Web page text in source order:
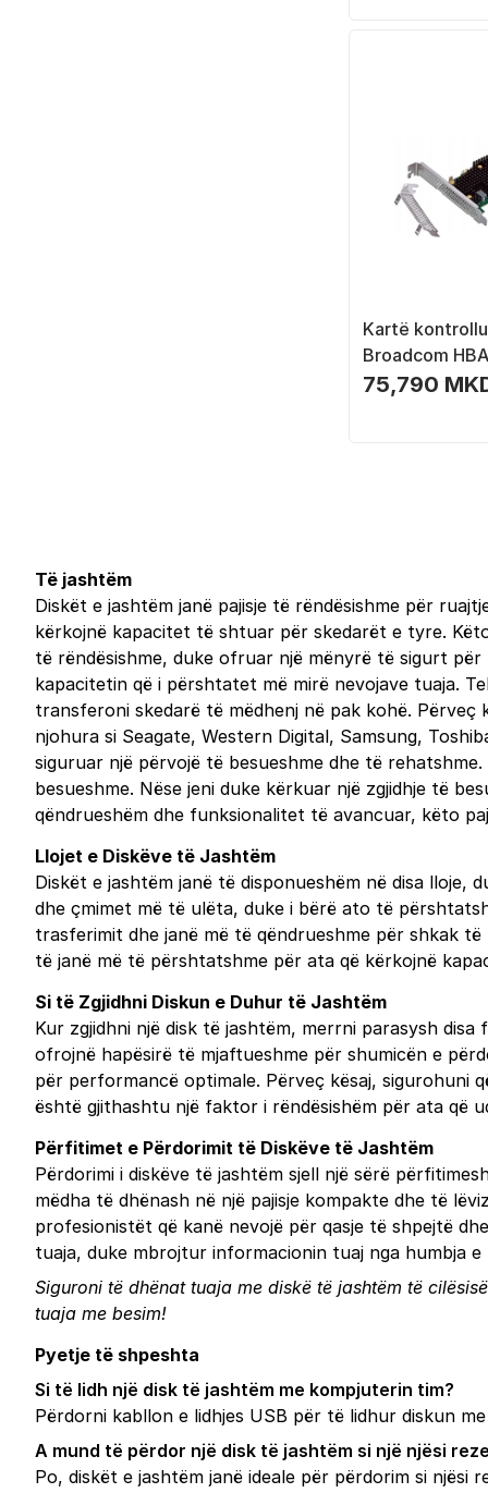
Kartë
Broadcom
Tri-Mode,
75,790
Të jashtëm
Diskët e jashtëm janë pajisje të rëndësishme për
kërkojnë kapacitet të shtuar për skedarët e tyre.
të rëndësishme, duke ofruar një mënyrë të sigurt
kapacitetin që i përshtatet më mirë nevojave tuaja.
transferoni skedarë të mëdhenj në pak kohë.
njohura si Seagate, Western Digital, Samsung,
siguruar një përvojë të besueshme dhe të
besueshme. Nëse jeni duke kërkuar një zgjidhje të
qëndrueshëm dhe funksionalitet të avancuar, këto
Llojet e Diskëve të Jashtëm
Diskët e jashtëm janë të disponueshëm në disa
dhe çmimet më të ulëta, duke i bërë ato të
trasferimit dhe janë më të qëndrueshme për shkak të
të janë më të përshtatshme për ata që kërkojnë
Si të Zgjidhni Diskun e Duhur të Jashtëm
Kur zgjidhni një disk të jashtëm, merrni parasysh
ofrojnë hapësirë të mjaftueshme për shumicën e
për performancë optimale. Përveç kësaj, sigurohuni
është gjithashtu një faktor i rëndësishëm për ata që
Përfitimet e Përdorimit të Diskëve të Jashtëm
Përdorimi i diskëve të jashtëm sjell një sërë
mëdha të dhënash në një pajisje kompakte dhe të
profesionistët që kanë nevojë për qasje të shpejtë
tuaja, duke mbrojtur informacionin tuaj nga humbja
Siguroni të dhënat tuaja me diskë të jashtëm të
tuaja me besim!
Pyetje të shpeshta
Si të lidh një disk të jashtëm me kompjuterin tim?
Përdorni kabllon e lidhjes USB për të lidhur diskun
A mund të përdor një disk të jashtëm si një njësi
Po, diskët e jashtëm janë ideale për përdorim si